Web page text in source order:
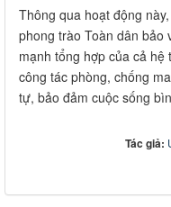
Thông qua hoạt động
phong trào Toàn dân bảo
mạnh tổng hợp của cả
công tác phòng, chống
tự, bảo đảm cuộc sống
Tác giả: